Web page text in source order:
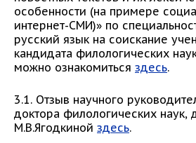
особенности (на примере
интернет-СМИ)» по
русский язык на соискание
кандидата филологических
можно ознакомиться здесь.
3.1. Отзыв научного
доктора филологических наук,
М.В.Ягодкиной здесь.